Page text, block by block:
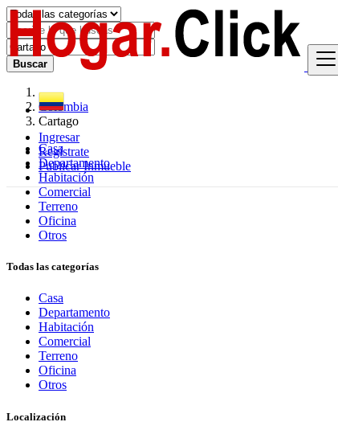
Ingresar
Regístrate
Publicar Inmueble
Buscar
Colombia
Cartago
Casa
Departamento
Habitación
Comercial
Terreno
Oficina
Otros
Todas las categorías
Casa
Departamento
Habitación
Comercial
Terreno
Oficina
Otros
Localización